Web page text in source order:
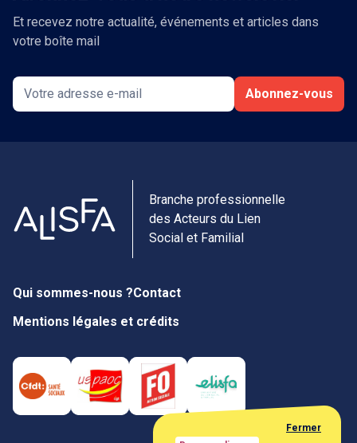
Et recevez notre actualité, événements et articles dans
votre boîte mail
Abonnez-vous
Branche professionnelle
des Acteurs du Lien
Social et Familial
Qui sommes-nous ?Contact
Mentions légales et crédits
Fermer